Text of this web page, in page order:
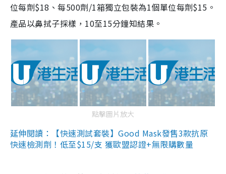
位每劑$18、每500劑/1箱獨立包裝為1個單位每劑$15。
產品以鼻拭子採樣，10至15分鐘知結果。
點擊圖片放大
延伸閱讀：【快速測試套裝】Good Mask發售3款抗原
快速檢測劑！低至$15/支 獲歐盟認證+無限購數量